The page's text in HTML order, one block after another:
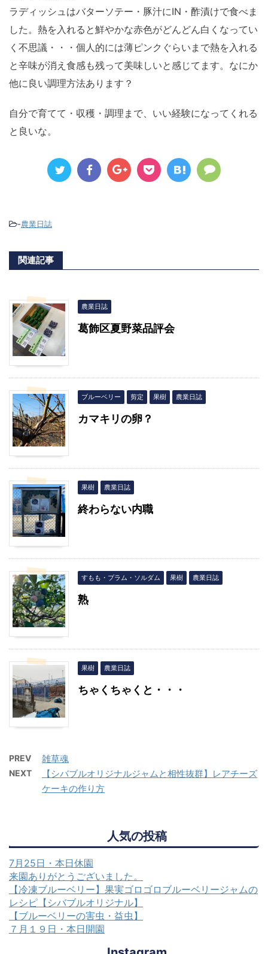
ラディッシュはバターソテー・豚汁にIN・酢漬けで食べま
した。熱を入れると鮮やかな赤色がどんどん白くなってい
く不思議・・・個人的には薄ピンクぐらいまで熱を入れる
と辛味が消え食感も残って美味しいと感じてます。なにか
他に良い調理方法あります？
自分で育てて・収穫・調理まで、いい経験になってくれる
と良いな。
-農業日誌
関連記事
農業日誌
葛飾区夏野菜品評会
ブルーベリー 剪定 果樹 農業日誌
カマキリの卵？
果樹 農業日誌
終わらない内職
すもも・プラム・ソルダム 果樹 農業日誌
熟
果樹 農業日誌
ちゃくちゃくと・・・
PREV 雑草魂
NEXT
【シバブルオリジナルジャムと相性抜群】レアチーズ
ケーキの作り方
人気の投稿
7月25日・本日休園
来園ありがとうございました。
【冷凍ブルーベリー】果実ゴロゴロブルーベリージャムの
レシピ【シバブルオリジナル】
【ブルーベリーの害虫・益虫】
７月１９日・本日開園